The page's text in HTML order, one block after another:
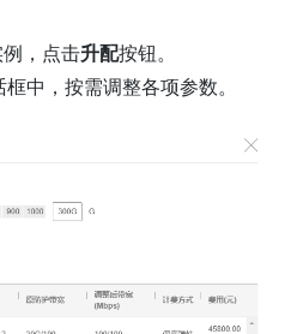
，点击升配按钮。
中，按需调整各项参数。